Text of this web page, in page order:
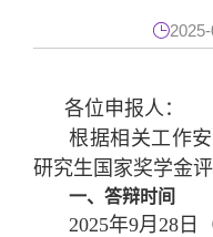
各位申报人：
根据相关工作
研究生国家奖学金
一、答辩时间
2025年9月28日